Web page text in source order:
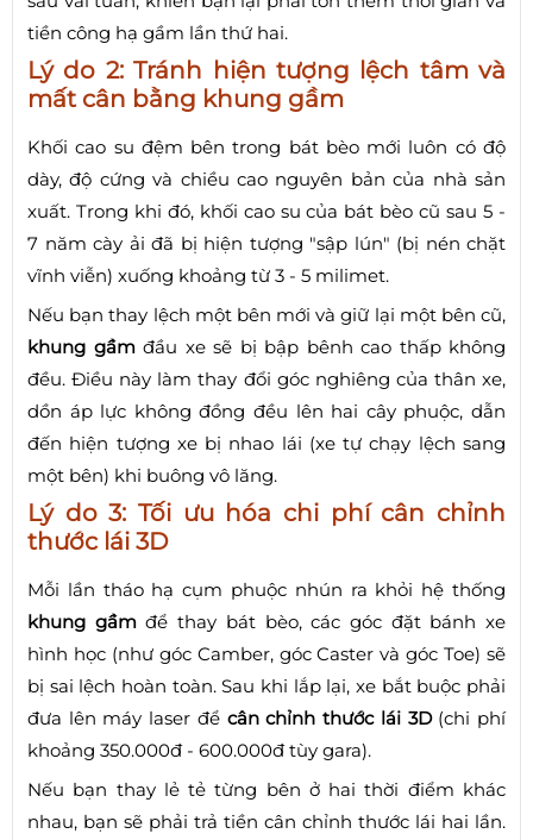
tiền công hạ gầm lần thứ hai.
Lý do 2: Tránh hiện tượng lệch tâm và
mất cân bằng khung gầm
Khối cao su đệm bên trong bát bèo mới luôn có độ
dày, độ cứng và chiều cao nguyên bản của nhà sản
xuất. Trong khi đó, khối cao su của bát bèo cũ sau 5 -
7 năm cày ải đã bị hiện tượng "sập lún" (bị nén chặt
vĩnh viễn) xuống khoảng từ 3 - 5 milimet.
Nếu bạn thay lệch một bên mới và giữ lại một bên cũ,
khung gầmđầu xe sẽ bị bập bênh cao thấp không
đều. Điều này làm thay đổi góc nghiêng của thân xe,
dồn áp lực không đồng đều lên hai cây phuộc, dẫn
đến hiện tượng xe bị nhao lái (xe tự chạy lệch sang
một bên) khi buông vô lăng.
Lý do 3: Tối ưu hóa chi phí cân chỉnh
thước lái 3D
Mỗi lần tháo hạ cụm phuộc nhún ra khỏi hệ thống
khung gầmđể thay bát bèo, các góc đặt bánh xe
hình học (như góc Camber, góc Caster và góc Toe) sẽ
bị sai lệch hoàn toàn. Sau khi lắp lại, xe bắt buộc phải
đưa lên máy laser để cân chỉnh thước lái 3D(chi phí
khoảng 350.000đ - 600.000đ tùy gara).
Nếu bạn thay lẻ tẻ từng bên ở hai thời điểm khác
nhau, bạn sẽ phải trả tiền cân chỉnh thước lái hai lần.